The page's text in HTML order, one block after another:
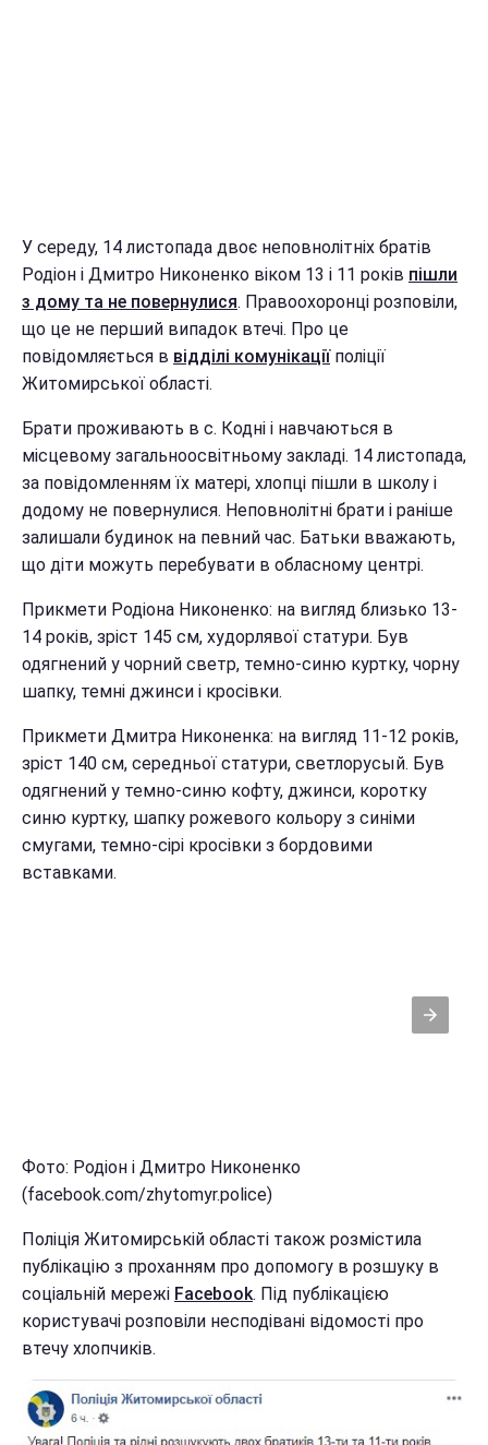
У середу, 14 листопада двоє неповнолітніх братів
Родіон і Дмитро Никоненко віком 13 і 11 років пішли
з дому та не повернулися. Правоохоронці розповіли,
що це не перший випадок втечі. Про це
повідомляється в відділі комунікаціїполіції
Житомирської області.
Брати проживають в с. Кодні і навчаються в
місцевому загальноосвітньому закладі. 14 листопада,
за повідомленням їх матері, хлопці пішли в школу і
додому не повернулися. Неповнолітні брати і раніше
залишали будинок на певний час. Батьки вважають,
що діти можуть перебувати в обласному центрі.
Прикмети Родіона Никоненко: на вигляд близько 13-
14 років, зріст 145 см, худорлявої статури. Був
одягнений у чорний светр, темно-синю куртку, чорну
шапку, темні джинси і кросівки.
Прикмети Дмитра Никоненка: на вигляд 11-12 років,
зріст 140 см, середньої статури, светлорусый. Був
одягнений у темно-синю кофту, джинси, коротку
синю куртку, шапку рожевого кольору з синіми
смугами, темно-сірі кросівки з бордовими
вставками.
Фото: Родіон і Дмитро Никоненко
(facebook.com/zhytomyr.police)
Поліція Житомирській області також розмістила
публікацію з проханням про допомогу в розшуку в
соціальній мережі Facebook. Під публікацією
користувачі розповіли несподівані відомості про
втечу хлопчиків.